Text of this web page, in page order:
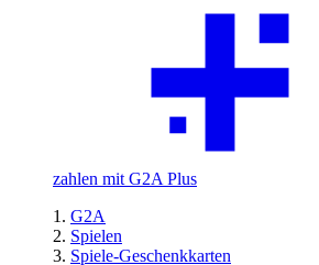
zahlen mit G2A Plus
G2A
Spielen
Spiele-Geschenkkarten